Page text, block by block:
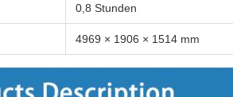
0,8 Stunden
4969 × 1906 × 1514 mm